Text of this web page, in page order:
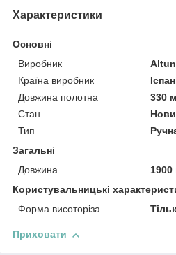
Характеристики
Основні
Виробник
Країна виробник
Довжина полотна
330
Стан
Тип
Загальні
Довжина
Користувальницькі
Форма висоторіза
Приховати